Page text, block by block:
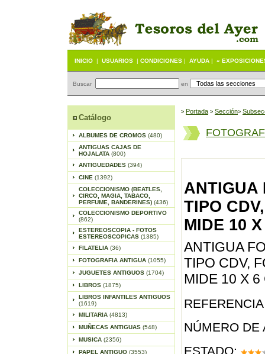
INICIO | USUARIOS | CONDICIONES | AYUDA | «
Buscar en
Catálogo
ALBUMES DE CROMOS (480)
ANTIGUAS CAJAS DE
HOJALATA (800)
ANTIGUEDADES (394)
CINE (1392)
COLECCIONISMO (BEATLES,
CIRCO, MAGIA, TABACO,
PERFUME, BANDERINES) (436)
COLECCIONISMO DEPORTIVO
(862)
ESTEREOSCOPIA - FOTOS
ESTEREOSCOPICAS (1385)
FILATELIA (36)
FOTOGRAFIA ANTIGUA (1055)
JUGUETES ANTIGUOS (1704)
LIBROS (1875)
LIBROS INFANTILES ANTIGUOS
(1619)
MILITARIA (4813)
MUÑECAS ANTIGUAS (548)
MUSICA (2356)
PAPEL ANTIGUO (3553)
> Portada > Sección>
ANTIGUA
TIPO
MIDE 10
ANTIGUA
TIPO CDV,
MIDE 10 X 6
NÚMERO DE
ESTADO: